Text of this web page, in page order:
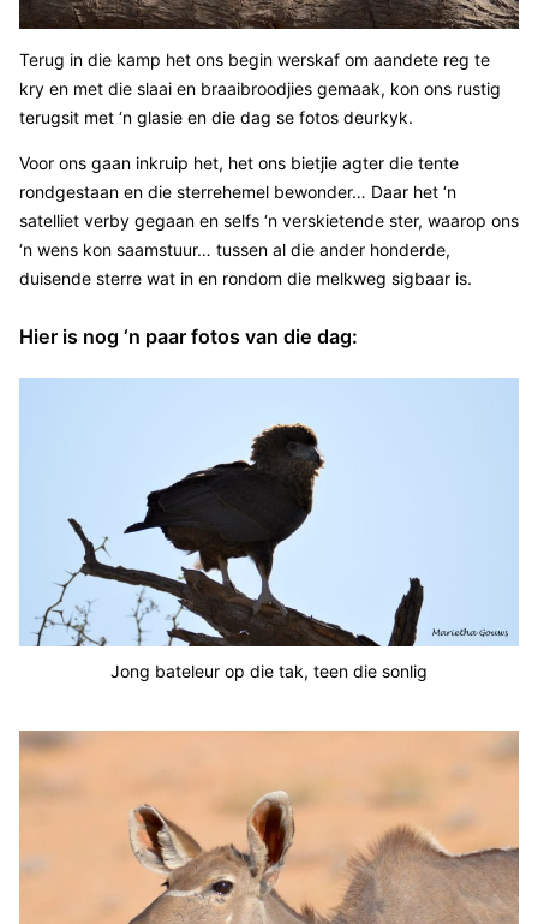
Terug in die kamp het ons begin werskaf om aandete reg te
kry en met die slaai en braaibroodjies gemaak, kon ons rustig
terugsit met ‘n glasie en die dag se fotos deurkyk.
Voor ons gaan inkruip het, het ons bietjie agter die tente
rondgestaan en die sterrehemel bewonder… Daar het ‘n
satelliet verby gegaan en selfs ‘n verskietende ster, waarop ons
‘n wens kon saamstuur… tussen al die ander honderde,
duisende sterre wat in en rondom die melkweg sigbaar is.
Hier is nog ‘n paar fotos van die dag:
Jong bateleur op die tak, teen die sonlig